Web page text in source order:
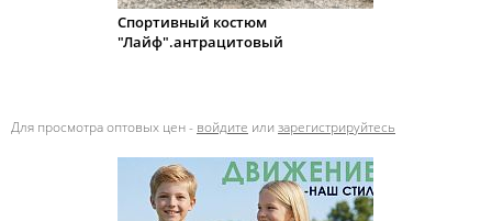
Спортивный костюм
"Лайф".антрацитовый
Для просмотра оптовых цен - войдите или зарегистрируйтесь